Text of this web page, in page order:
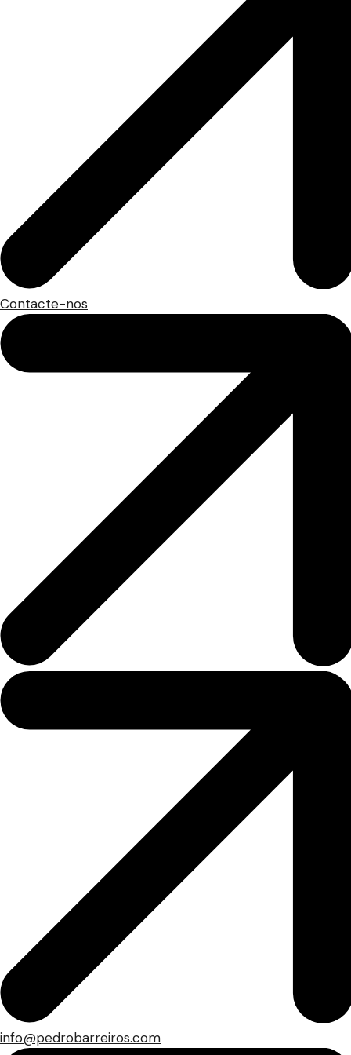
Contacte-nos
info@pedrobarreiros.com